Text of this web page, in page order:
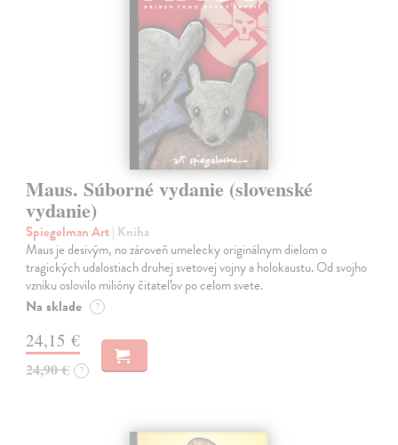
Maus. Súborné vydanie (slovenské
vydanie)
Spiegelman Art| Kniha
Maus je desivým, no zároveň umelecky originálnym dielom o
tragických udalostiach druhej svetovej vojny a holokaustu. Od svojho
vzniku oslovilo milióny čitateľov po celom svete.
Na sklade ?
24,15 €
24,90 € ?